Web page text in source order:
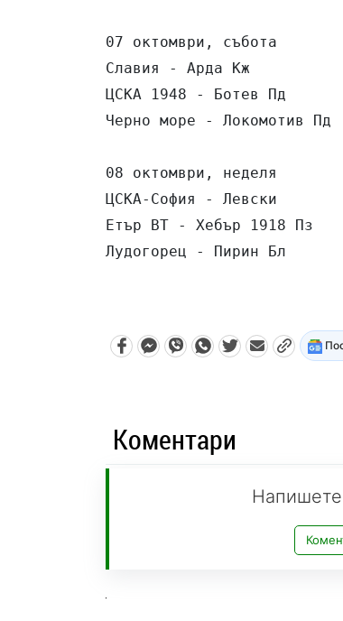
07 октомври, събота
Славия - Арда Кж
ЦСКА 1948 - Ботев Пд
Черно море - Локомотив
08 октомври, неделя
ЦСКА-София - Левски
Етър ВТ - Хебър 1918 Пз
Лудогорец - Пирин Бл
Коментари